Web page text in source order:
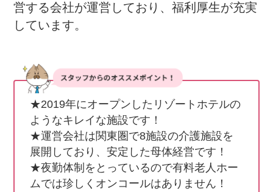
営する会社が運営しており、福利厚生が充実
しています。
★2019年にオープンしたリゾートホテルの
ようなキレイな施設です！
★運営会社は関東圏で8施設の介護施設を
展開しており、安定した母体経営です！
★夜勤体制をとっているので有料老人ホー
ムでは珍しくオンコールはありません！